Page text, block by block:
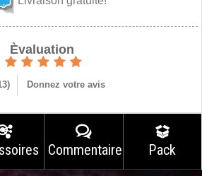
Èvaluation
) Donnez votre avis
Commentaires Pack